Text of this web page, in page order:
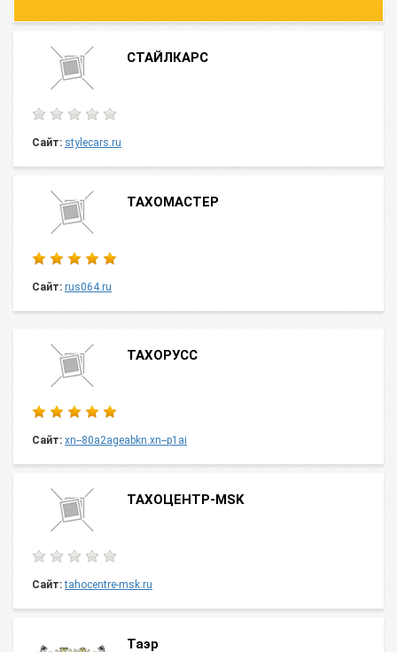
СТАЙЛКАРС
Сайт: stylecars.ru
ТАХОМАСТЕР
Сайт: rus064.ru
ТАХОРУСС
Сайт: xn--80a2ageabkn.xn--p1ai
ТАХОЦЕНТР-MSK
Сайт: tahocentre-msk.ru
Таэр